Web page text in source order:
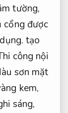
tường,
cổng được
tạo
công nội
sơn mặt
kem,
sáng,